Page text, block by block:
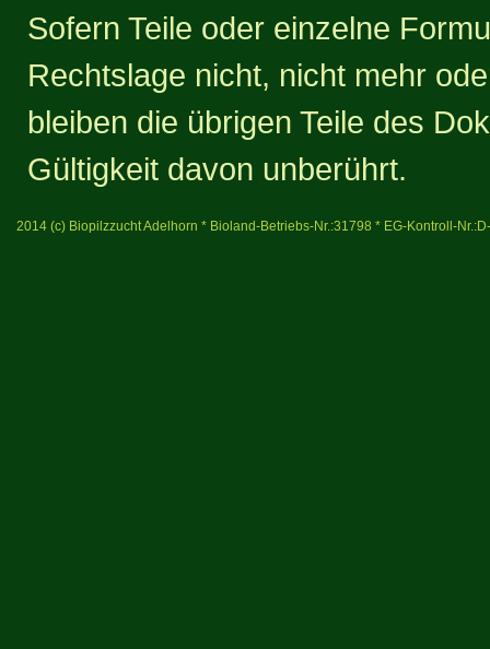
Sofern Teile oder einzelne
Rechtslage nicht, nicht mehr
bleiben die übrigen Teile des
Gültigkeit davon unberührt.
2014 (c) Biopilzzucht Adelhorn * Bioland-Betriebs-Nr.:31798 * EG-Kontroll-